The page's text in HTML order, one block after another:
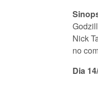
Nick
no
Dia